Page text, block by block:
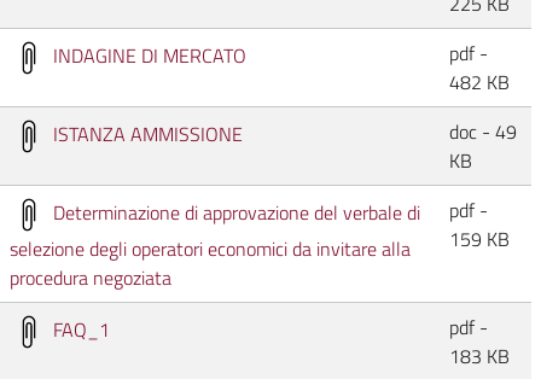
INDAGINE DI MERCATO
pdf -
482 KB
ISTANZA AMMISSIONE
doc - 49
KB
Determinazione di approvazione del verbale di
selezione degli operatori economici da invitare alla
procedura negoziata
pdf -
159 KB
FAQ_1
pdf -
183 KB